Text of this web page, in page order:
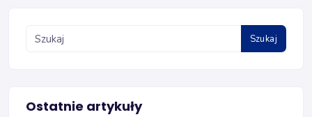
Szukaj
Ostatnie artykuły